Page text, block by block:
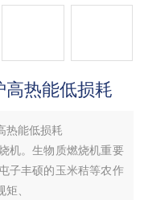
高热能低损耗
热能低损耗
机。生物质燃烧机重要
子丰硕的玉米秸等农作
、